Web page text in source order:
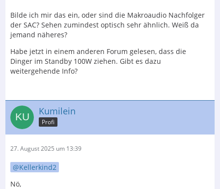
Bilde ich mir das ein, oder sind die Makroaudio Nachfolger
der SAC? Sehen zumindest optisch sehr ähnlich. Weiß da
jemand näheres?
Habe jetzt in einem anderen Forum gelesen, dass die
Dinger im Standby 100W ziehen. Gibt es dazu
weitergehende Info?
Kumilein
Profi
27. August 2025 um 13:39
Kellerkind2
Nö,